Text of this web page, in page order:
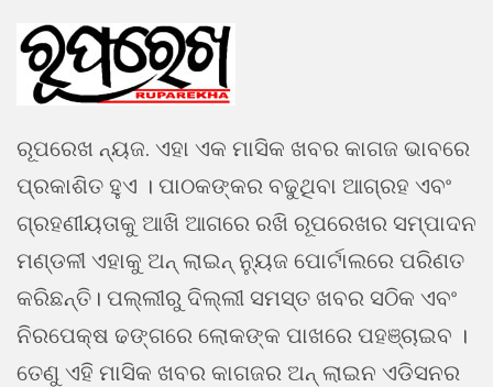
ରୂପରେଖ ନ୍ୟଜ. ଏହା ଏକ ମାସିକ ଖବର କାଗଜ ଭାବରେ
ପ୍ରକାଶିତ ହୁଏ । ପାଠକଙ୍କର ବଢୁଥିବା ଆଗ୍ରହ ଏବଂ
ଗ୍ରହଣୀୟତାକୁ ଆଖି ଆଗରେ ରଖି ରୂପରେଖର ସମ୍ପାଦନ
ମଣ୍ଡଳୀ ଏହାକୁ ଅନ୍ ଲାଇନ୍ ନ୍ୟୁଜ ପୋର୍ଟାଲରେ ପରିଣତ
କରିଛନ୍ତି। ପଲ୍ଲୀରୁ ଦିଲ୍ଲୀ ସମସ୍ତ ଖବର ସଠିକ ଏବଂ
ନିରପେକ୍ଷ ଢଙ୍ଗରେ ଲୋକଙ୍କ ପାଖରେ ପହଞ୍ଚାଇବ ।
ତେଣୁ ଏହି ମାସିକ ଖବର କାଗଜର ଅନ୍ ଲାଇନ ଏଡିସନର